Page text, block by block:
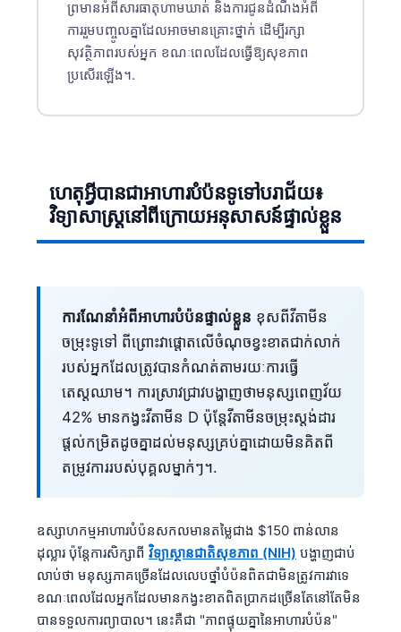
ព្រមានអំពីសារធាតុហាមឃាត់ និងការជូនដំណឹងអំពី
ការរួមបញ្ចូលគ្នាដែលអាចមានគ្រោះថ្នាក់ ដើម្បីរក្សា
សុវត្ថិភាពរបស់អ្នក ខណៈពេលដែលធ្វើឱ្យសុខភាព
ប្រសើរឡើង។.
ហេតុអ្វីបានជាអាហារបំប៉នទូទៅបរាជ័យ៖
វិទ្យាសាស្ត្រនៅពីក្រោយអនុសាសន៍ផ្ទាល់ខ្លួន
ការណែនាំអំពីអាហារបំប៉នផ្ទាល់ខ្លួន ខុសពីវីតាមីន
ចម្រុះទូទៅ ពីព្រោះវាផ្តោតលើចំណុចខ្វះខាតជាក់លាក់
របស់អ្នកដែលត្រូវបានកំណត់តាមរយៈការធ្វើ
តេស្តឈាម។ ការស្រាវជ្រាវបង្ហាញថាមនុស្សពេញវ័យ
42% មានកង្វះវីតាមីន D ប៉ុន្តែវីតាមីនចម្រុះស្តង់ដារ
ផ្តល់កម្រិតដូចគ្នាដល់មនុស្សគ្រប់គ្នាដោយមិនគិតពី
តម្រូវការរបស់បុគ្គលម្នាក់ៗ។.
ឧស្សាហកម្មអាហារបំប៉នសកលមានតម្លៃជាង $150 ពាន់លាន
ដុល្លារ ប៉ុន្តែការសិក្សាពី វិទ្យាស្ថានជាតិសុខភាព (NIH) បង្ហាញជាប់
លាប់ថា មនុស្សភាគច្រើនដែលលេបថ្នាំបំប៉នពិតជាមិនត្រូវការវាទេ
ខណៈពេលដែលអ្នកដែលមានកង្វះខាតពិតប្រាកដច្រើនតែនៅតែមិន
បានទទួលការព្យាបាល។ នេះគឺជា "ភាពផ្ទុយគ្នានៃអាហារបំប៉ន"